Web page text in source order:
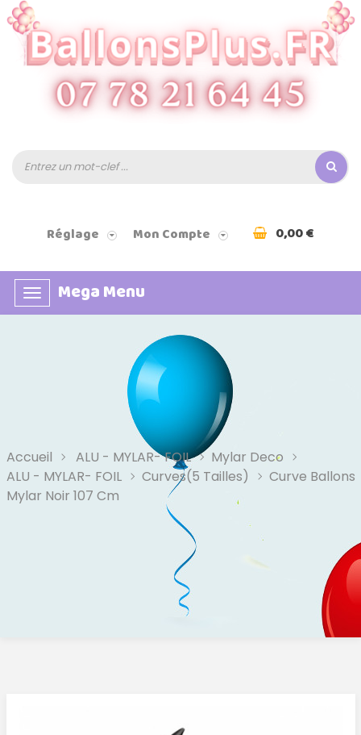
Réglage Mon Compte 0,00 €
Basculer
la
Mega Menu
Accueil ALU - MYLAR- FOIL
Mylar Deco
ALU - MYLAR- FOIL
Curves(5 Tailles)
Curve Ballons
Mylar Noir 107 Cm